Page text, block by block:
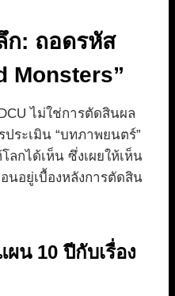
ก: ถอดรหัส
Monsters”
ไม่ใช่การตัดสินผล
ระเมิน “บทภาพยนตร์”
ลกได้เห็น ซึ่งเผยให้เห็น
นอยู่เบื้องหลังการตัดสิน
น 10 ปีกับเรื่อง